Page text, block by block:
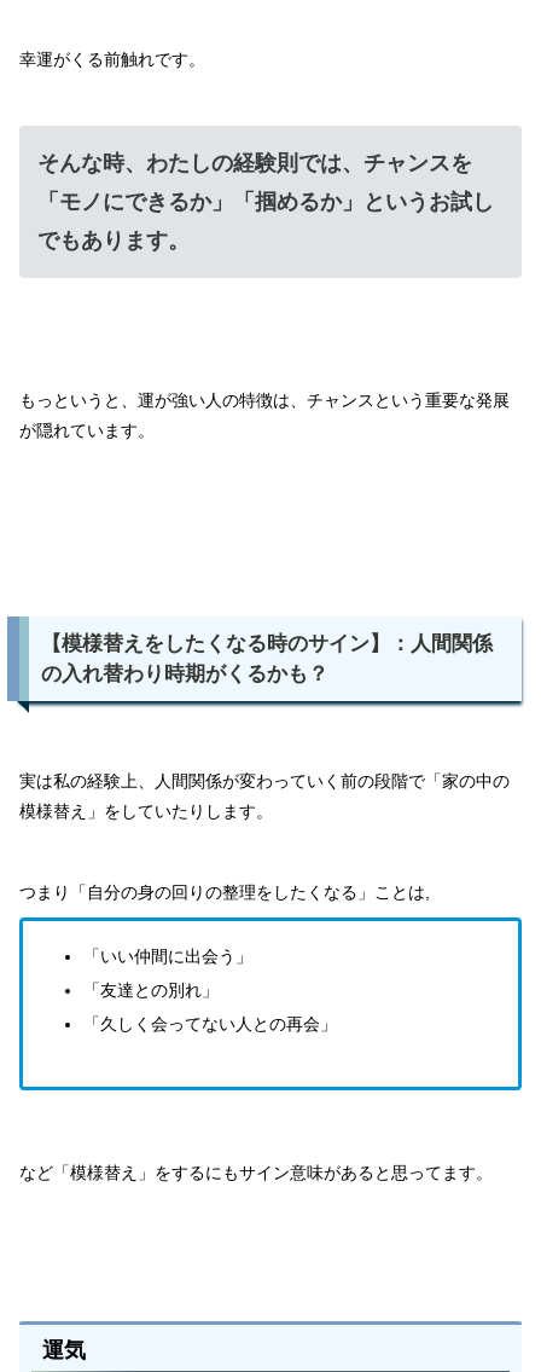
幸運がくる前触れです。
そんな時、わたしの経験則では、チャンスを
「モノにできるか」「掴めるか」というお試し
でもあります。
もっというと、運が強い人の特徴は、チャンスという重要な発展
が隠れています。
【模様替えをしたくなる時のサイン】：人間関係
の入れ替わり時期がくるかも？
実は私の経験上、人間関係が変わっていく前の段階で「家の中の
模様替え」をしていたりします。
つまり「自分の身の回りの整理をしたくなる」ことは,
「いい仲間に出会う」
「友達との別れ」
「久しく会ってない人との再会」
など「模様替え」をするにもサイン意味があると思ってます。
運気